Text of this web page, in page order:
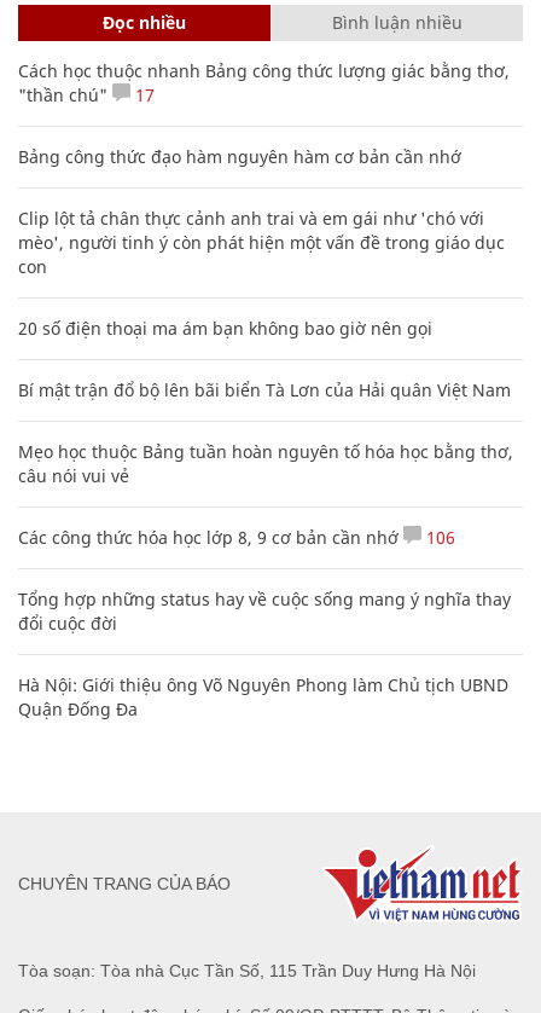
Đọc nhiều Bình luận nhiều
Cách học thuộc nhanh Bảng công thức lượng giác bằng thơ,
"thần chú"
17
Bảng công thức đạo hàm nguyên hàm cơ bản cần nhớ
Clip lột tả chân thực cảnh anh trai và em gái như 'chó với
mèo', người tinh ý còn phát hiện một vấn đề trong giáo dục
con
20 số điện thoại ma ám bạn không bao giờ nên gọi
Bí mật trận đổ bộ lên bãi biển Tà Lơn của Hải quân Việt Nam
Mẹo học thuộc Bảng tuần hoàn nguyên tố hóa học bằng thơ,
câu nói vui vẻ
Các công thức hóa học lớp 8, 9 cơ bản cần nhớ 106
Tổng hợp những status hay về cuộc sống mang ý nghĩa thay
đổi cuộc đời
Hà Nội: Giới thiệu ông Võ Nguyên Phong làm Chủ tịch UBND
Quận Đống Đa
Tòa soạn: Tòa nhà Cục Tần Số, 115 Trần Duy Hưng Hà Nội
CHUYÊN TRANG CỦA BÁO